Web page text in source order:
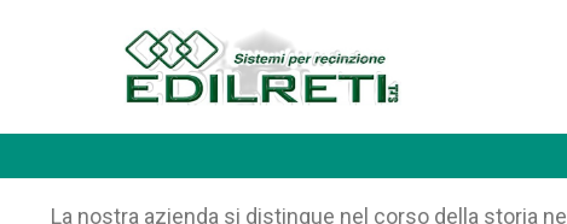
La nostra azienda si distingue nel corso della storia